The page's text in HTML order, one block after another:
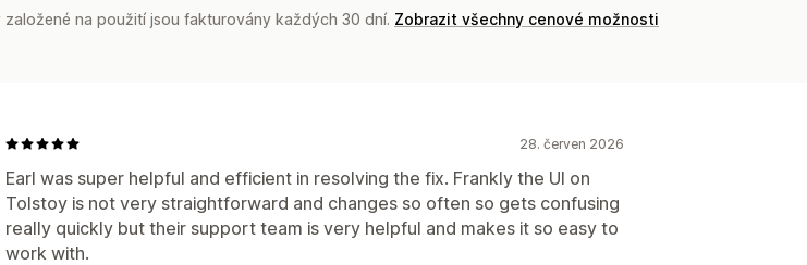
na použití jsou fakturovány každých 30 dní. Zobrazit všechny cenové možnosti
28. červen 2026
Earl was super helpful and efficient in resolving the fix. Frankly the UI on
Tolstoy is not very straightforward and changes so often so gets confusing
really quickly but their support team is very helpful and makes it so easy to
work with.